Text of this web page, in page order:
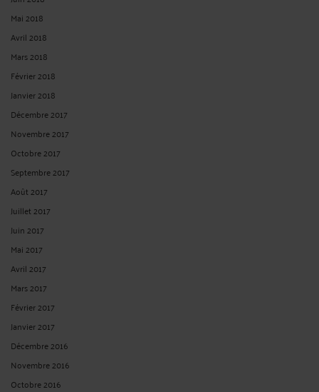
Mai 2018
Avril 2018
Mars 2018
Février 2018
Janvier 2018
Décembre 2017
Novembre 2017
Octobre 2017
Septembre 2017
Août 2017
Juillet 2017
Juin 2017
Mai 2017
Avril 2017
Mars 2017
Février 2017
Janvier 2017
Décembre 2016
Novembre 2016
Octobre 2016